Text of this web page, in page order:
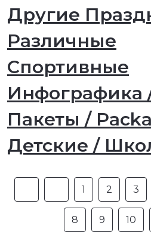
Другие
Различные
Спортивные
Инфографика
Пакеты /
Детские /
1 2 3
8 9 10